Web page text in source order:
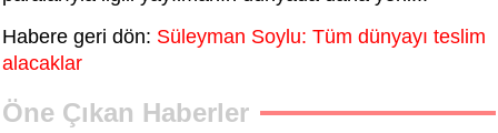
Habere geri dön: Süleyman Soylu: Tüm dünyayı teslim
alacaklar
Öne Çıkan Haberler